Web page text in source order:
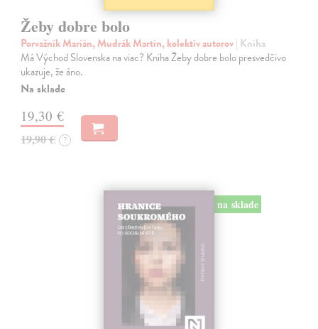
Žeby dobre bolo
Porvažník Marián, Mudrák Martin, kolektív autorov| Kniha
Má Východ Slovenska na viac? Kniha Žeby dobre bolo presvedčivo
ukazuje, že áno.
Na sklade
19,30 €
19,90 € ?
na sklade